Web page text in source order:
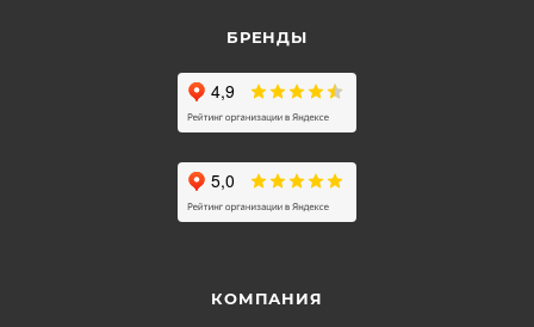
БРЕНДЫ
КОМПАНИЯ